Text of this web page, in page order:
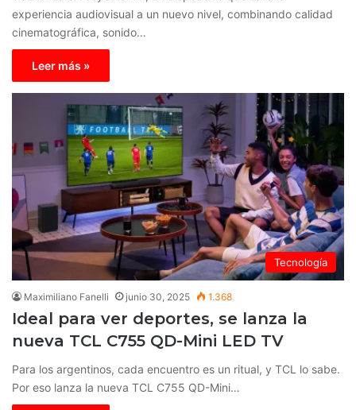
experiencia audiovisual a un nuevo nivel, combinando calidad
cinematográfica, sonido…
Leer más »
Tecnología
Maximiliano Fanelli junio 30, 2025 1.368
Ideal para ver deportes, se lanza la
nueva TCL C755 QD-Mini LED TV
Para los argentinos, cada encuentro es un ritual, y TCL lo sabe.
Por eso lanza la nueva TCL C755 QD-Mini…